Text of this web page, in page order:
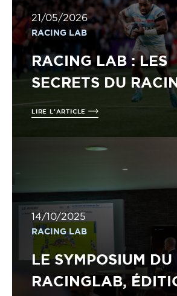
21/05/2026
RACING LAB
RACING LAB : LES
SECRETS DU
LIRE L'ARTICLE
14/10/2025
RACING LAB
LE SYMPOSIUM DU
RACINGLAB,